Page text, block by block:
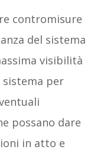
contromisure
del sistema
visibilità
sistema per
possano dare
in atto e